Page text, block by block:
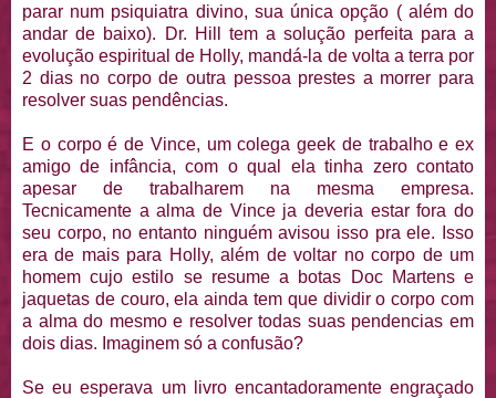
parar num psiquiatra divino, sua única opção ( além do
andar de baixo). Dr. Hill tem a solução perfeita para a
evolução espiritual de Holly, mandá-la de volta a terra por
2 dias no corpo de outra pessoa prestes a morrer para
resolver suas pendências.
E o corpo é de Vince, um colega geek de trabalho e ex
amigo de infância, com o qual ela tinha zero contato
apesar de trabalharem na mesma empresa.
Tecnicamente a alma de Vince ja deveria estar fora do
seu corpo, no entanto ninguém avisou isso pra ele. Isso
era de mais para Holly, além de voltar no corpo de um
homem cujo estilo se resume a botas Doc Martens e
jaquetas de couro, ela ainda tem que dividir o corpo com
a alma do mesmo e resolver todas suas pendencias em
dois dias. Imaginem só a confusão?
Se eu esperava um livro encantadoramente engraçado